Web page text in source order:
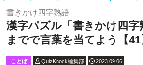
書きかけ四字熟語
漢字パズル「書きかけ四字
までで言葉を当てよう【41
ことば QuizKnock編集部 2023.09.06